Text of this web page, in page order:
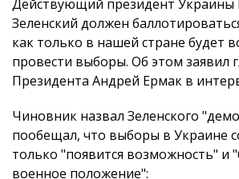
Действующий президент Украины
Зеленский должен
как только в нашей стране будет
провести выборы. Об этом заявил
Президента Андрей Ермак в
Чиновник назвал Зеленского
пообещал, что выборы в Украине
только "появится возможность" и
военное положение":